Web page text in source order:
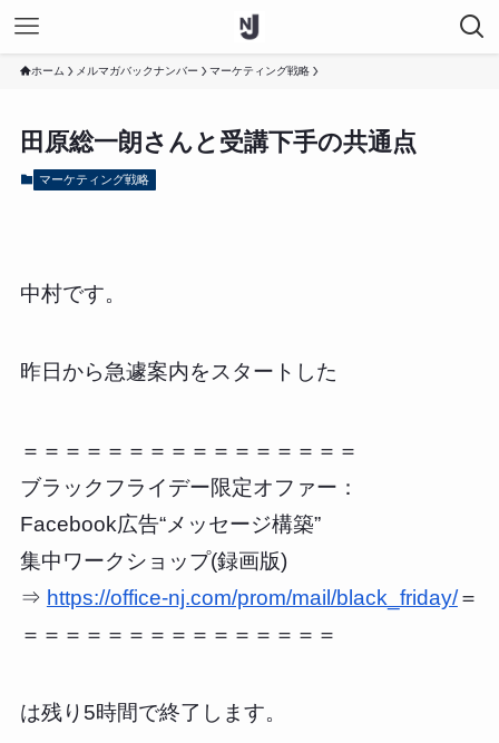
ホーム メルマガバックナンバー マーケティング戦略
田原総一朗さんと受講下手の共通点
マーケティング戦略
中村です。
昨日から急遽案内をスタートした
＝＝＝＝＝＝＝＝＝＝＝＝＝＝＝＝
ブラックフライデー限定オファー：
Facebook広告“メッセージ構築”
集中ワークショップ(録画版)
⇒ https://office-nj.com/prom/mail/black_friday/＝
＝＝＝＝＝＝＝＝＝＝＝＝＝＝＝
は残り5時間で終了します。